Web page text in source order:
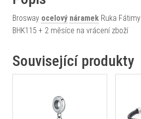
Brosway ocelový náramek Ruka
BHK115 + 2 měsíce na vrácení zboží
Související produkty